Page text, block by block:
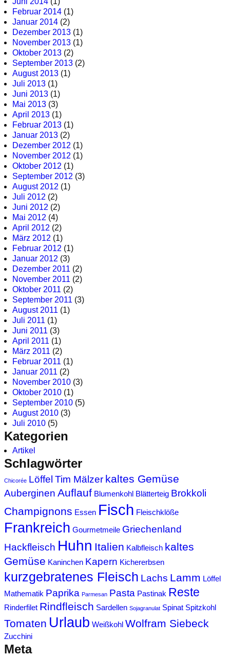
Februar 2014 (1)
Januar 2014 (2)
Dezember 2013 (1)
November 2013 (1)
Oktober 2013 (2)
September 2013 (2)
August 2013 (1)
Juli 2013 (1)
Juni 2013 (1)
Mai 2013 (3)
April 2013 (1)
Februar 2013 (1)
Januar 2013 (2)
Dezember 2012 (1)
November 2012 (1)
Oktober 2012 (1)
September 2012 (3)
August 2012 (1)
Juli 2012 (2)
Juni 2012 (2)
Mai 2012 (4)
April 2012 (2)
März 2012 (1)
Februar 2012 (1)
Januar 2012 (3)
Dezember 2011 (2)
November 2011 (2)
Oktober 2011 (2)
September 2011 (3)
August 2011 (1)
Juli 2011 (1)
Juni 2011 (3)
April 2011 (1)
März 2011 (2)
Februar 2011 (1)
Januar 2011 (2)
November 2010 (3)
Oktober 2010 (1)
September 2010 (5)
August 2010 (3)
Juli 2010 (5)
Kategorien
Artikel
Schlagwörter
Chicorée Löffel Tim Mälzer kaltes Gemüse
Auberginen Auflauf Blumenkohl Blätterteig Brokkoli
Champignons Essen Fisch Fleischklöße
Frankreich Gourmetmeile Griechenland
Hackfleisch Huhn Italien Kalbfleisch kaltes
Gemüse Kaninchen Kapern Kichererbsen
kurzgebratenes Fleisch Lachs Lamm Löffel
Mathematik Paprika Parmesan Pasta Pastinak Reste
Rinderfilet Rindfleisch Sardellen Sojagranulat Spinat Spitzkohl
Tomaten Urlaub Weißkohl Wolfram Siebeck
Zucchini
Meta